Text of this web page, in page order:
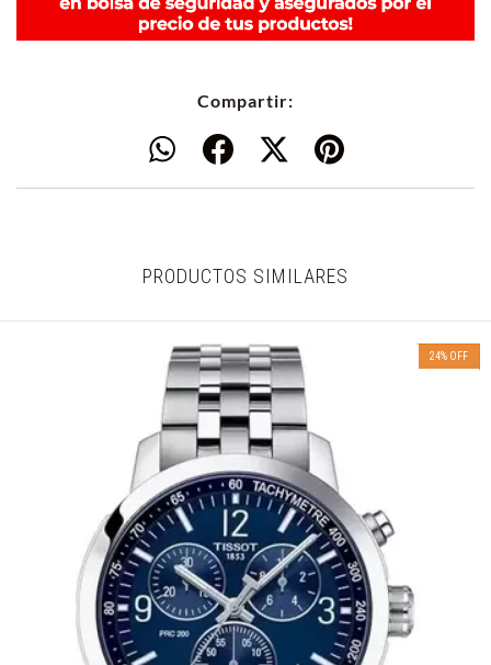
Compartir:
PRODUCTOS SIMILARES
24% OFF